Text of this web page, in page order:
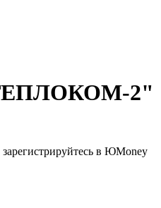
2"
в ЮMoney